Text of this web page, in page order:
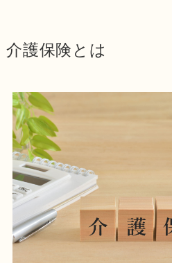
介護保険とは